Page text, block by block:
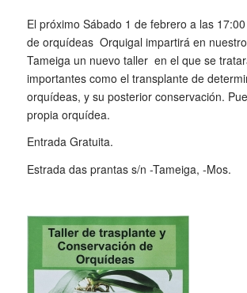
El próximo Sábado 1 de febrero a las
de orquídeas Orquigal impartirá en
Tameiga un nuevo taller en el que se
importantes como el transplante de
orquídeas, y su posterior conservación.
propia orquídea.
Entrada Gratuita.
Estrada das prantas s/n -Tameiga, -Mos.